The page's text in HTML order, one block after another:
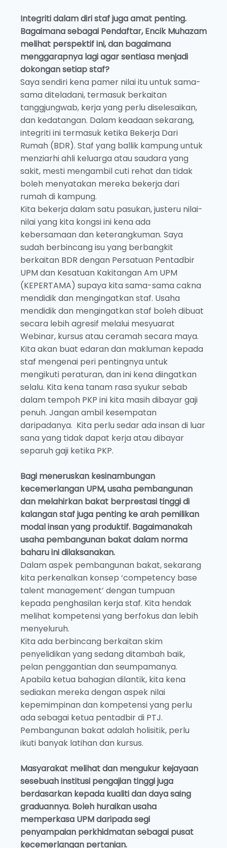
Integritidalam diri staf juga amat penting.
Bagaimana sebagai Pendaftar, Encik Muhazam
melihat perspektif ini, dan bagaimana
menggarapnya lagi agar sentiasa menjadi
dokongan setiap staf?
Saya sendiri kena pamer nilai itu untuk sama-
sama diteladani, termasuk berkaitan
tanggjungwab, kerja yang perlu diselesaikan,
dan kedatangan. Dalam keadaan sekarang,
integriti ini termasuk ketika Bekerja Dari
Rumah (BDR). Staf yang ballik kampung untuk
menziarhi ahli keluarga atau saudara yang
sakit, mesti mengambil cuti rehat dan tidak
boleh menyatakan mereka bekerja dari
rumah di kampung.
Kita bekerja dalam satu pasukan, justeru nilai-
nilai yang kita kongsi ini kena ada
kebersamaan dan keterangkuman. Saya
sudah berbincang isu yang berbangkit
berkaitan BDR dengan Persatuan Pentadbir
UPM dan Kesatuan Kakitangan Am UPM
(KEPERTAMA) supaya kita sama-sama cakna
mendidik dan mengingatkan staf. Usaha
mendidik dan mengingatkan staf boleh dibuat
secara lebih agresif melalui mesyuarat
Webinar, kursus atau ceramah secara maya.
Kita akan buat edaran dan makluman kepada
staf mengenai peri pentingnya untuk
mengikuti peraturan, dan ini kena diingatkan
selalu. Kita kena tanam rasa syukur sebab
dalam tempoh PKP ini kita masih dibayar gaji
penuh. Jangan ambil kesempatan
daripadanya. Kita perlu sedar ada insan di luar
sana yang tidak dapat kerja atau dibayar
separuh gaji ketika PKP.
Bagi meneruskan kesinambungan
kecemerlangan UPM, usaha pembangunan
dan melahirkan bakat berprestasi tinggi di
kalangan staf juga penting ke arah pemilikan
modal insan yang produktif. Bagaimanakah
usaha pembangunan bakat dalam norma
baharu ini dilaksanakan.
Dalam aspek pembangunan bakat, sekarang
kita perkenalkan konsep ‘competency base
talent management’ dengan tumpuan
kepada penghasilan kerja staf. Kita hendak
melihat kompetensi yang berfokus dan lebih
menyeluruh.
Kita ada berbincang berkaitan skim
penyelidikan yang sedang ditambah baik,
pelan penggantian dan seumpamanya.
Apabila ketua bahagian dilantik, kita kena
sediakan mereka dengan aspek nilai
kepemimpinan dan kompetensi yang perlu
ada sebagai ketua pentadbir di PTJ.
Pembangunan bakat adalah holisitik, perlu
ikuti banyak latihan dan kursus.
Masyarakat melihat dan mengukur kejayaan
sesebuah institusi pengajian tinggi juga
berdasarkan kepada kualiti dan daya saing
graduannya. Boleh huraikan usaha
memperkasa UPM daripada segi
penyampaian perkhidmatan sebagai pusat
kecemerlangan pertanian.